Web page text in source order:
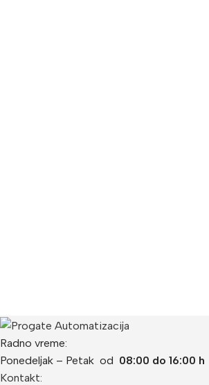
Radno vreme:
Ponedeljak – Petak od 08:00 do 16:00 h
Kontakt: